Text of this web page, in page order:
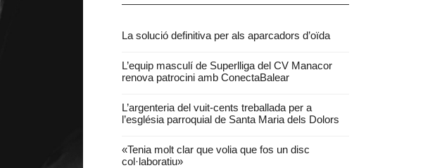
La solució definitiva per als aparcadors d’oïda
L’equip masculí de Superlliga del CV Manacor
renova patrocini amb ConectaBalear
L’argenteria del vuit-cents treballada per a
l’església parroquial de Santa Maria dels Dolors
«Tenia molt clar que volia que fos un disc
col·laboratiu»